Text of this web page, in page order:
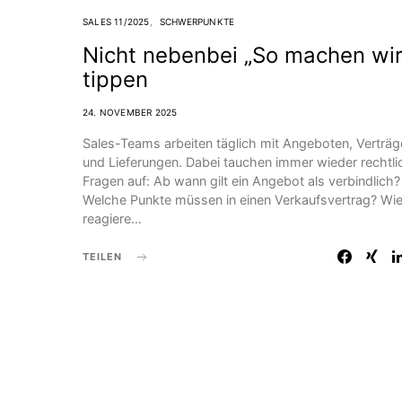
SALES 11/2025 SCHWERPUNKTE
Nicht nebenbei „So machen
tippen
24. NOVEMBER 2025
Sales-Teams arbeiten täglich mit Angeboten,
und Lieferungen. Dabei tauchen immer wieder
Fragen auf: Ab wann gilt ein Angebot als verbindlich?
Welche Punkte müssen in einen Verkaufsvertrag? Wie
reagiere…
TEILEN